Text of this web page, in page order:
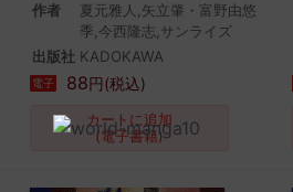
作者
夏元雅人,矢立肇・富野由悠
季,今西隆志,サンライズ
出版社 KADOKAWA
電子 88円(税込)
カートに追加
(電子書籍)